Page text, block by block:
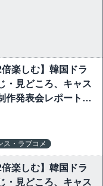
倍楽しむ】韓国ドラ
・見どころ、キャス
作発表会レポートな
ス・ラブコメ
倍楽しむ】韓国ドラ
・見どころ、キャス